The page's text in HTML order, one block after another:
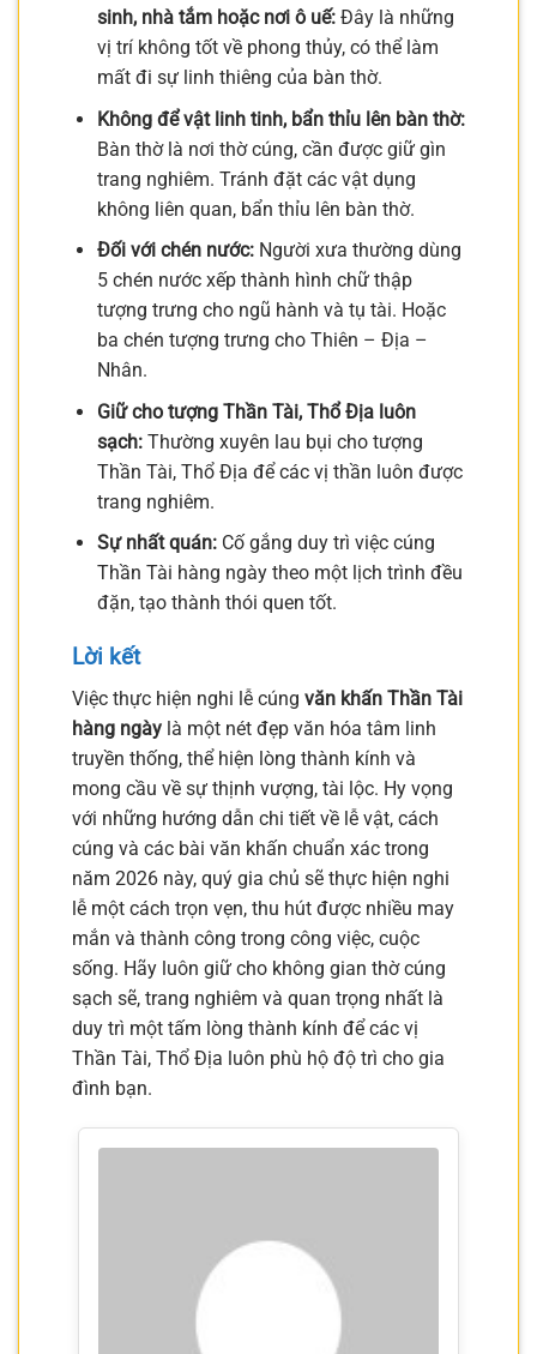
sinh, nhà tắm hoặc nơi ô uế:Đây là những
vị trí không tốt về phong thủy, có thể làm
mất đi sự linh thiêng của bàn thờ.
Không để vật linh tinh, bẩn thỉu lên bàn thờ:
Bàn thờ là nơi thờ cúng, cần được giữ gìn
trang nghiêm. Tránh đặt các vật dụng
không liên quan, bẩn thỉu lên bàn thờ.
Đối với chén nước:Người xưa thường dùng
5 chén nước xếp thành hình chữ thập
tượng trưng cho ngũ hành và tụ tài. Hoặc
ba chén tượng trưng cho Thiên – Địa –
Nhân.
Giữ cho tượng Thần Tài, Thổ Địa luôn
sạch:Thường xuyên lau bụi cho tượng
Thần Tài, Thổ Địa để các vị thần luôn được
trang nghiêm.
Sự nhất quán:Cố gắng duy trì việc cúng
Thần Tài hàng ngày theo một lịch trình đều
đặn, tạo thành thói quen tốt.
Lời kết
Việc thực hiện nghi lễ cúng văn khấn Thần Tài
hàng ngày là một nét đẹp văn hóa tâm linh
truyền thống, thể hiện lòng thành kính và
mong cầu về sự thịnh vượng, tài lộc. Hy vọng
với những hướng dẫn chi tiết về lễ vật, cách
cúng và các bài văn khấn chuẩn xác trong
năm 2026 này, quý gia chủ sẽ thực hiện nghi
lễ một cách trọn vẹn, thu hút được nhiều may
mắn và thành công trong công việc, cuộc
sống. Hãy luôn giữ cho không gian thờ cúng
sạch sẽ, trang nghiêm và quan trọng nhất là
duy trì một tấm lòng thành kính để các vị
Thần Tài, Thổ Địa luôn phù hộ độ trì cho gia
đình bạn.